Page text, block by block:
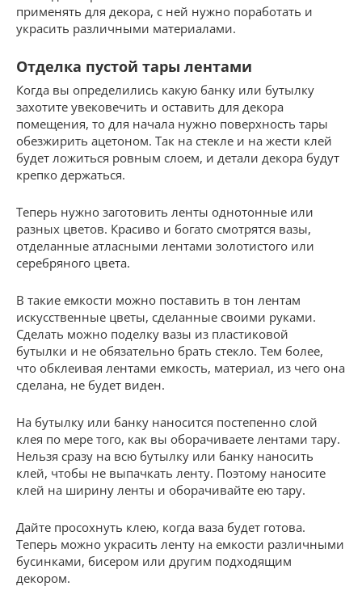
применять для декора, с ней нужно поработать и
украсить различными материалами.
Отделка пустой тары лентами
Когда вы определились какую банку или бутылку
захотите увековечить и оставить для декора
помещения, то для начала нужно поверхность тары
обезжирить ацетоном. Так на стекле и на жести клей
будет ложиться ровным слоем, и детали декора будут
крепко держаться.
Теперь нужно заготовить ленты однотонные или
разных цветов. Красиво и богато смотрятся вазы,
отделанные атласными лентами золотистого или
серебряного цвета.
В такие емкости можно поставить в тон лентам
искусственные цветы, сделанные своими руками.
Сделать можно поделку вазы из пластиковой
бутылки и не обязательно брать стекло. Тем более,
что обклеивая лентами емкость, материал, из чего она
сделана, не будет виден.
На бутылку или банку наносится постепенно слой
клея по мере того, как вы оборачиваете лентами тару.
Нельзя сразу на всю бутылку или банку наносить
клей, чтобы не выпачкать ленту. Поэтому наносите
клей на ширину ленты и оборачивайте ею тару.
Дайте просохнуть клею, когда ваза будет готова.
Теперь можно украсить ленту на емкости различными
бусинками, бисером или другим подходящим
декором.